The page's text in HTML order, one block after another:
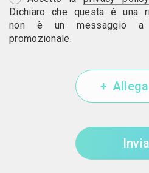
Dichiaro che questa è una
non è un messaggio a
promozionale.
+
Invia